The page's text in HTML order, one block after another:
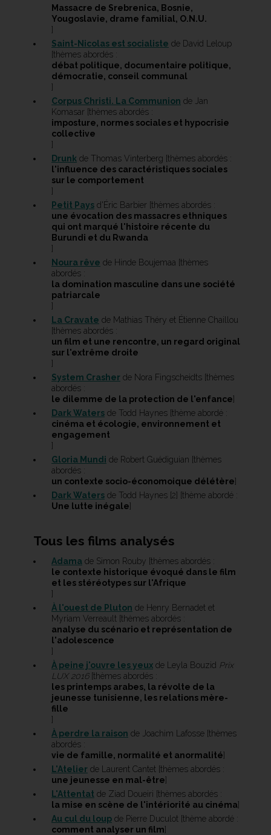
Massacre de Srebrenica, Bosnie,
Yougoslavie, drame familial, O.N.U.
]
Saint-Nicolas est socialiste de David Leloup
[thèmes abordés :
débat politique, documentaire politique,
démocratie, conseil communal
]
Corpus Christi. La Communion de Jan
Komasar [thèmes abordés :
imposture, normes sociales et hypocrisie
collective
]
Drunk de Thomas Vinterberg [thèmes abordés :
l'influence des caractéristiques sociales
sur le comportement
]
Petit Pays d'Éric Barbier [thèmes abordés :
une évocation des massacres ethniques
qui ont marqué l'histoire récente du
Burundi et du Rwanda
]
Noura rêve de Hinde Boujemaa [thèmes
abordés :
la domination masculine dans une société
patriarcale
]
La Cravate de Mathias Théry et Étienne Chaillou
[thèmes abordés :
un film et une rencontre, un regard original
sur l'extrême droite
]
System Crasher de Nora Fingscheidts [thèmes
abordés :
le dilemme de la protection de l'enfance]
Dark Waters de Todd Haynes [thème abordé :
cinéma et écologie, environnement et
engagement
]
Gloria Mundi de Robert Guédiguian [thèmes
abordés :
un contexte socio-économoique délétère]
Dark Waters de Todd Haynes [2] [thème abordé :
Une lutte inégale]
Tous les films analysés
Adama de Simon Rouby [thèmes abordés :
le contexte historique évoqué dans le film
et les stéréotypes sur l'Afrique
]
À l'ouest de Pluton de Henry Bernadet et
Myriam Verreault [thèmes abordés :
analyse du scénario et représentation de
l'adolescence
]
À peine j'ouvre les yeux de Leyla Bouzid Prix
LUX 2016[thèmes abordés :
les printemps arabes, la révolte de la
jeunesse tunisienne, les relations mère-
fille
]
À perdre la raison de Joachim Lafosse [thèmes
abordés :
vie de famille, normalité et anormalité]
L'Atelier de Laurent Cantet [thèmes abordés :
une jeunesse en mal-être]
L'Attentat de Ziad Doueiri [thèmes abordés :
la mise en scène de l'intériorité au cinéma]
Au cul du loup de Pierre Duculot [thème abordé :
comment analyser un film]